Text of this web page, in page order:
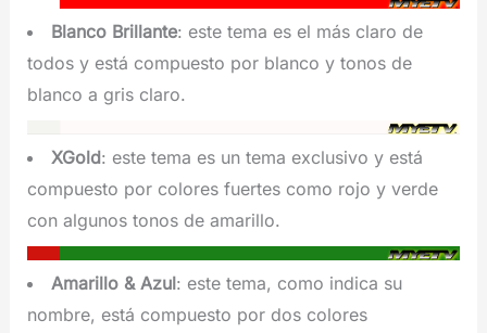
Blanco Brillante: este tema es el más claro de
todos y está compuesto por blanco y tonos de
blanco a gris claro.
XGold: este tema es un tema exclusivo y está
compuesto por colores fuertes como rojo y verde
con algunos tonos de amarillo.
Amarillo & Azul: este tema, como indica su
nombre, está compuesto por dos colores